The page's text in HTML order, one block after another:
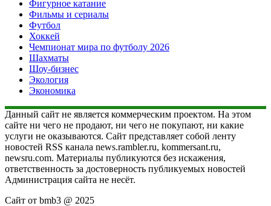
Фигурное катание
Фильмы и сериалы
Футбол
Хоккей
Чемпионат мира по футболу 2026
Шахматы
Шоу-бизнес
Экология
Экономика
Данный сайт не является коммерческим проектом. На этом
сайте ни чего не продают, ни чего не покупают, ни какие
услуги не оказываются. Сайт представляет собой ленту
новостей RSS канала news.rambler.ru, kommersant.ru,
newsru.com. Материалы публикуются без искажения,
ответственность за достоверность публикуемых новостей
Администрация сайта не несёт.
Сайт от bmb3 @ 2025